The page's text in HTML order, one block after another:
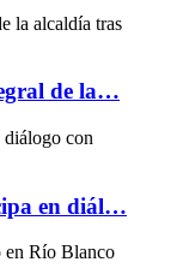
de la…
en diál…